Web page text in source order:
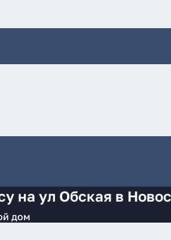
на ул Обская в
дом